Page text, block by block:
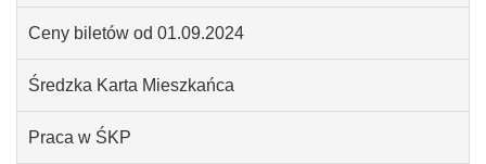
Ceny biletów od 01.09.2024
Średzka Karta Mieszkańca
Praca w ŚKP